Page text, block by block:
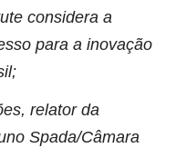
considera a
para a inovação
relator da
Spada/Câmara